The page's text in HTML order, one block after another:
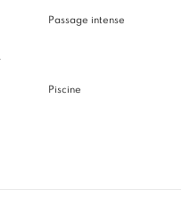
Passage intense
Piscine